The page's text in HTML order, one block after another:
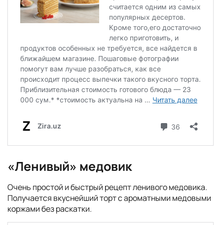
«Ленивый» медовик
Очень простой и быстрый рецепт ленивого медовика.
Получается вкуснейший торт с ароматными медовыми
коржами без раскатки.